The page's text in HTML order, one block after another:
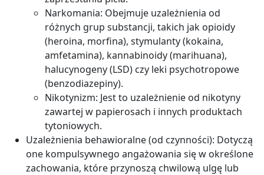
Narkomania: Obejmuje uzależnienia od
różnych grup substancji, takich jak opioidy
(heroina, morfina), stymulanty (kokaina,
amfetamina), kannabinoidy (marihuana),
halucynogeny (LSD) czy leki psychotropowe
(benzodiazepiny).
Nikotynizm: Jest to uzależnienie od nikotyny
zawartej w papierosach i innych produktach
tytoniowych.
Uzależnienia behawioralne (od czynności): Dotyczą
one kompulsywnego angażowania się w określone
zachowania, które przynoszą chwilową ulgę lub